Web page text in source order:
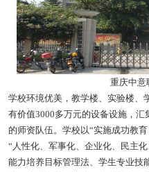
重庆中意
学校环境优美，教学楼、实验楼、
有价值3000多万元的设备设施，
的师资队伍。学校以“实施成功教
“人性化、军事化、企业化、民主
能力培养目标管理法、学生专业技